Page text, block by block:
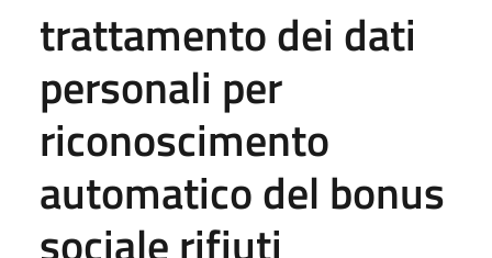
trattamento dei dati
personali per
riconoscimento
automatico del bonus